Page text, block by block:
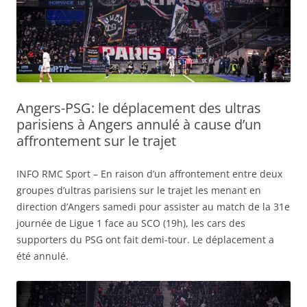
Angers-PSG: le déplacement des ultras
parisiens à Angers annulé à cause d’un
affrontement sur le trajet
INFO RMC Sport – En raison d’un affrontement entre deux
groupes d’ultras parisiens sur le trajet les menant en
direction d’Angers samedi pour assister au match de la 31e
journée de Ligue 1 face au SCO (19h), les cars des
supporters du PSG ont fait demi-tour. Le déplacement a
été annulé.